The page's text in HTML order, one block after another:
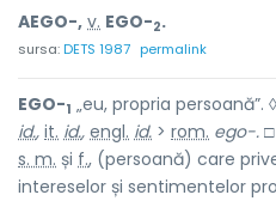
AEGO-, v. EGO-2.
sursa:DETS 1987 permalink
EGO-1 „eu, propria persoană”. ◊
id., it. id., engl. id. > rom. ego-. □
s. m. și f., (persoană) care
intereselor și sentimentelor